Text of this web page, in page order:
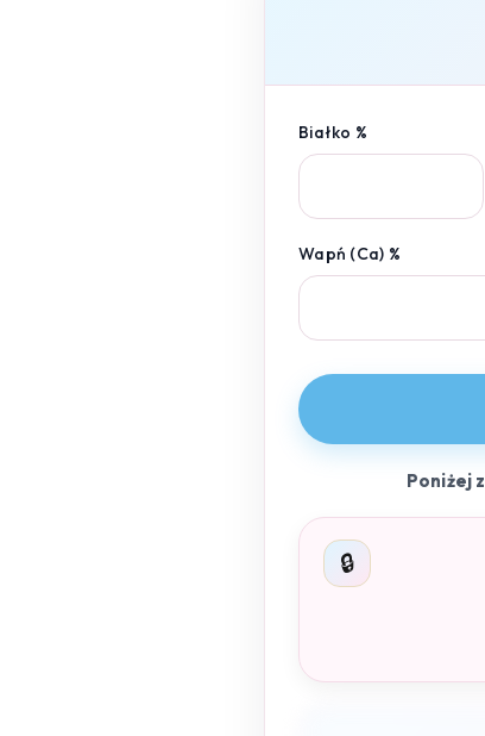
Białko %
Wapń (Ca) %
Poniżej
🔒